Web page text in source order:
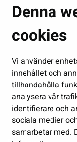
Denna
cookies
Vi använder
innehållet och
tillhandahålla
analysera vår
identifierare och
sociala medier
samarbetar med.
Boende och miljö
Fostran och
Förvaltning
Jobb och
Delta och sköt
Show my cookie